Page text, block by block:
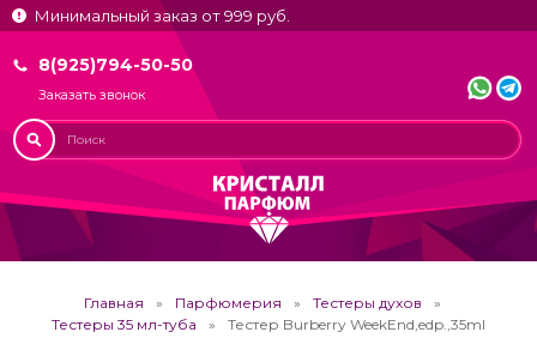
Минимальный заказ от 999 руб.
8(925)794-50-50
Заказать звонок
Главная Парфюмерия
Тестеры духов
Тестеры 35 мл-туба
Тестер Burberry WeekEnd,edp.,35ml